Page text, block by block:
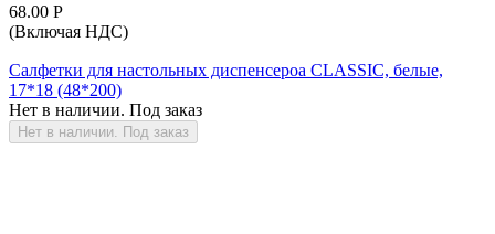
68.00 Р
(Включая НДС)
Салфетки для настольных диспенсероа CLASSIC, белые,
17*18 (48*200)
Нет в наличии. Под заказ
Нет в наличии. Под заказ